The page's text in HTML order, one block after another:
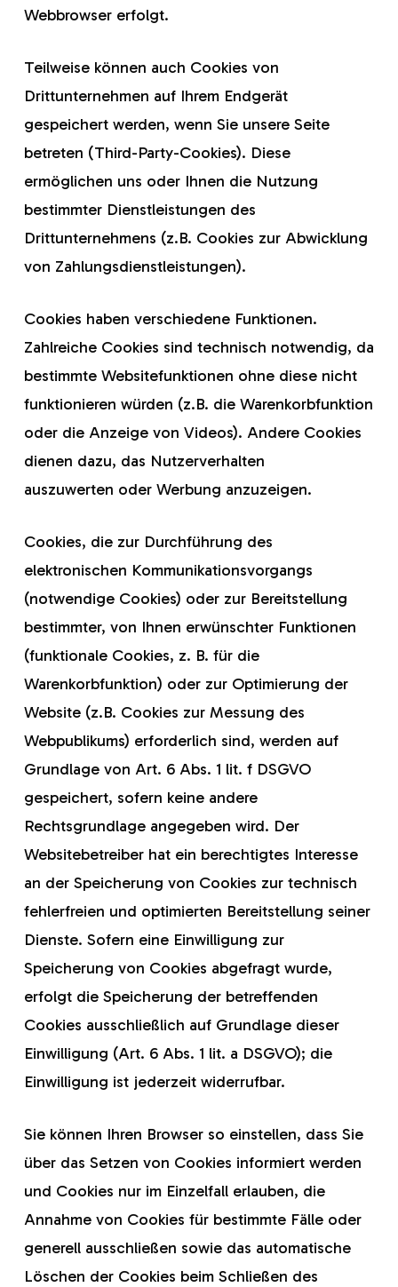
Webbrowser erfolgt.
Teilweise können auch Cookies von
Drittunternehmen auf Ihrem Endgerät
gespeichert werden, wenn Sie unsere Seite
betreten (Third-Party-Cookies). Diese
ermöglichen uns oder Ihnen die Nutzung
bestimmter Dienstleistungen des
Drittunternehmens (z.B. Cookies zur Abwicklung
von Zahlungsdienstleistungen).
Cookies haben verschiedene Funktionen.
Zahlreiche Cookies sind technisch notwendig, da
bestimmte Websitefunktionen ohne diese nicht
funktionieren würden (z.B. die Warenkorbfunktion
oder die Anzeige von Videos). Andere Cookies
dienen dazu, das Nutzerverhalten
auszuwerten oder Werbung anzuzeigen.
Cookies, die zur Durchführung des
elektronischen Kommunikationsvorgangs
(notwendige Cookies) oder zur Bereitstellung
bestimmter, von Ihnen erwünschter Funktionen
(funktionale Cookies, z. B. für die
Warenkorbfunktion) oder zur Optimierung der
Website (z.B. Cookies zur Messung des
Webpublikums) erforderlich sind, werden auf
Grundlage von Art. 6 Abs. 1 lit. f DSGVO
gespeichert, sofern keine andere
Rechtsgrundlage angegeben wird. Der
Websitebetreiber hat ein berechtigtes Interesse
an der Speicherung von Cookies zur technisch
fehlerfreien und optimierten Bereitstellung seiner
Dienste. Sofern eine Einwilligung zur
Speicherung von Cookies abgefragt wurde,
erfolgt die Speicherung der betreffenden
Cookies ausschließlich auf Grundlage dieser
Einwilligung (Art. 6 Abs. 1 lit. a DSGVO); die
Einwilligung ist jederzeit widerrufbar.
Sie können Ihren Browser so einstellen, dass Sie
über das Setzen von Cookies informiert werden
und Cookies nur im Einzelfall erlauben, die
Annahme von Cookies für bestimmte Fälle oder
generell ausschließen sowie das automatische
Löschen der Cookies beim Schließen des